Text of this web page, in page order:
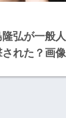
弘が一般
れた？画